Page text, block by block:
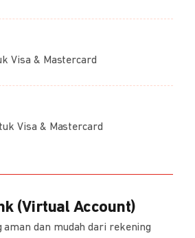
Visa & Mastercard
Visa & Mastercard
(Virtual Account)
aman dan mudah dari rekening